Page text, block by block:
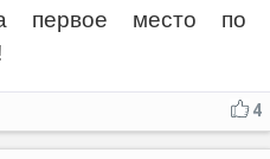
место по
4